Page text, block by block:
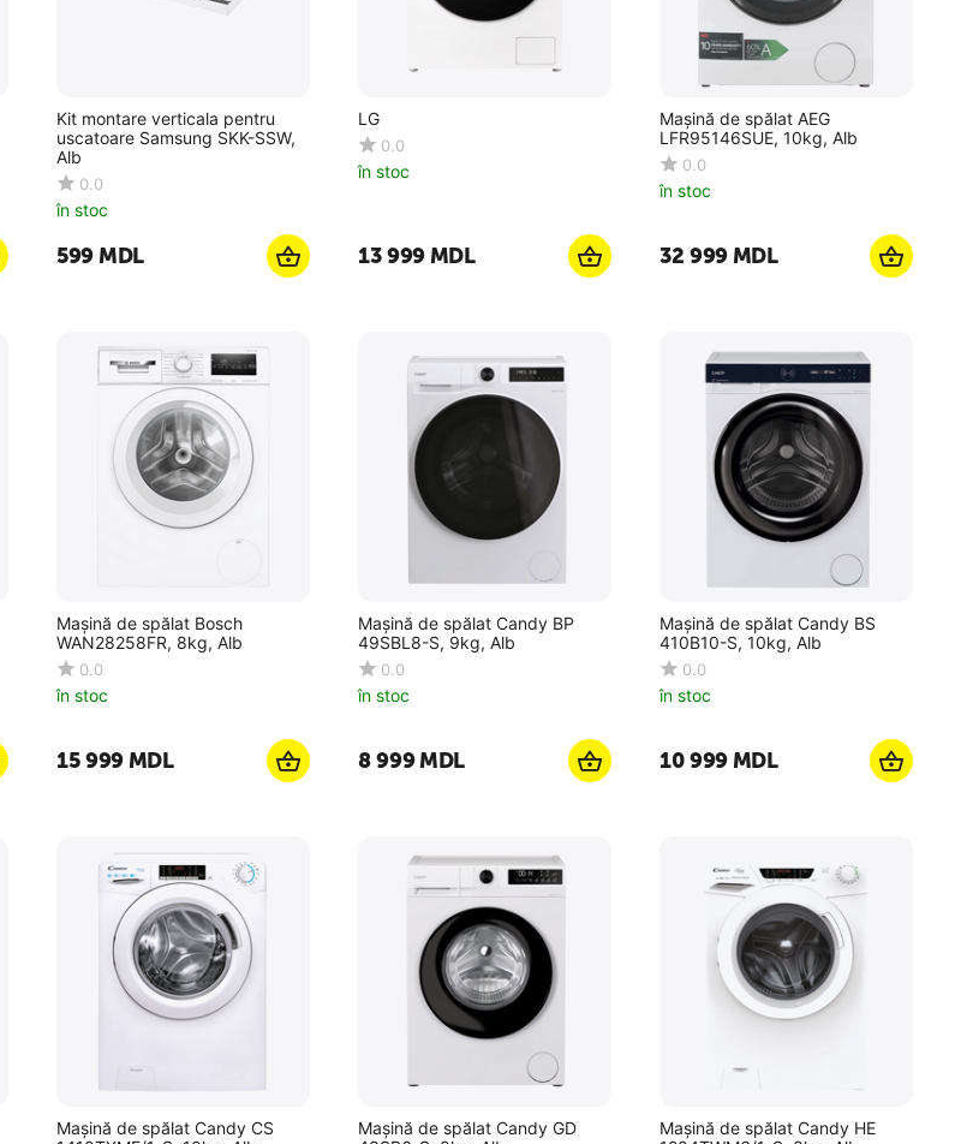
Kit montare verticala pentru
uscatoare Samsung SKK-SSW,
Alb
0.0
în stoc
‍599‍MDL
LG
0.0
în stoc
13 999MDL
Mașină de spălat AEG
LFR95146SUE, 10kg, Alb
0.0
în stoc
32 999MDL
Mașină de spălat Bosch
WAN28258FR, 8kg, Alb
0.0
în stoc
15 999MDL
Mașină de spălat Candy BP
49SBL8-S, 9kg, Alb
0.0
în stoc
8 999MDL
Mașină de spălat Candy BS
410B10-S, 10kg, Alb
0.0
în stoc
10 999MDL
Mașină de spălat Candy CS
Mașină de spălat Candy GD
Mașină de spălat Candy HE